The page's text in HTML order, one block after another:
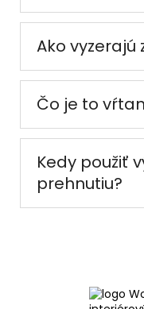
Ako vyzerajú
Čo je to
Kedy použiť
prehnutiu?